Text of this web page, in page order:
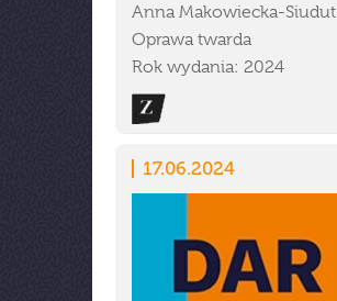
Anna Makowiecka-Siudut
Oprawa twarda
Rok wydania: 2024
17.06.2024